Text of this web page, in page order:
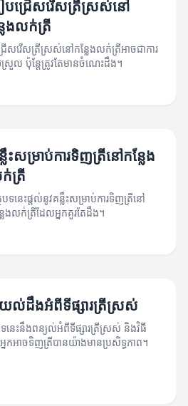
បជ្រើសរើសត្រីស្រស់នៅ
ែងលក់ត្រី
រើសរើសត្រីស្រស់នៅកន្លែងលក់ត្រីអាចជាការ
រួល ប៉ុន្តែត្រូវតែមានចំណេះដឹង។
លឹះសម្រាប់ការទិញត្រីនៅកន្លែង
ត្រី
បទនេះផ្តល់នូវគន្លឹះសម្រាប់ការទិញត្រីនៅ
ែងលក់ត្រីដែលអ្នកគួរតែដឹង។
យល់ដឹងអំពីទីផ្សារត្រីស្រស់
ទនេះនឹងពន្យល់អំពីទីផ្សារត្រីស្រស់ និងវិធី
នកអាចទិញត្រីបានយ៉ាងមានប្រសិទ្ធភាព។